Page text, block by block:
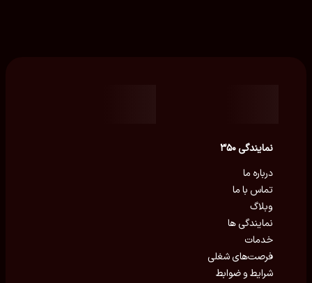
نمایندگی ۳۵۰
درباره ما
تماس با ما
وبلاگ
نمایندگی ها
خدمات
فرصت‌های شغلی
شرایط و ضوابط